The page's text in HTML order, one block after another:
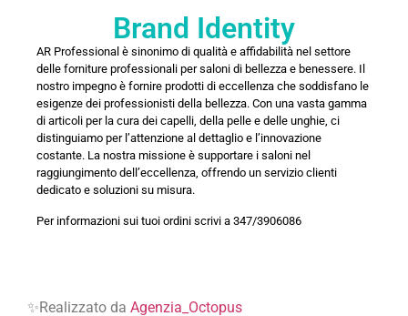
Brand Identity
AR Professional è sinonimo di qualità e affidabilità nel settore
delle forniture professionali per saloni di bellezza e benessere. Il
nostro impegno è fornire prodotti di eccellenza che soddisfano le
esigenze dei professionisti della bellezza. Con una vasta gamma
di articoli per la cura dei capelli, della pelle e delle unghie, ci
distinguiamo per l’attenzione al dettaglio e l’innovazione
costante. La nostra missione è supportare i saloni nel
raggiungimento dell’eccellenza, offrendo un servizio clienti
dedicato e soluzioni su misura.
Per informazioni sui tuoi ordini scrivi a 347/3906086
✨Realizzato da Agenzia_Octopus